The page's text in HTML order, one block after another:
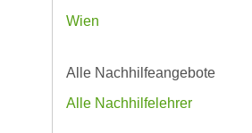
Wien
Alle Nachhilfeangebote
Alle Nachhilfelehrer